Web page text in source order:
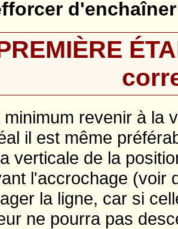
minimum revenir à la
il est même
verticale de la
l'accrochage (voir
la ligne, car si
ne pourra pas